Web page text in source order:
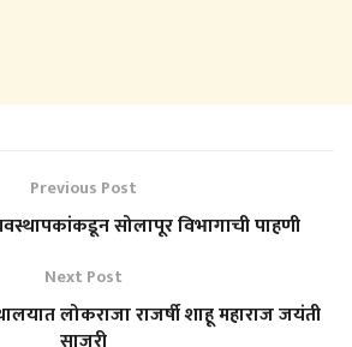
Previous Post
सोलापूर विभागाची पाहणी
Next Post
लोकराजा राजर्षी शाहू महाराज जयंती